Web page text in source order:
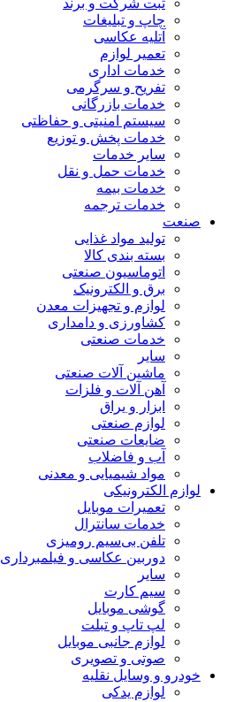
ثبت شرکت و برند
چاپ و تبلیغات
آتلیه عکاسی
تعمیر لوازم
خدمات اداری
تفریح و سرگرمی
خدمات بازرگانی
سیستم امنیتی و حفاظتی
خدمات پخش و توزیع
سایر خدمات
خدمات حمل و نقل
خدمات بیمه
خدمات ترجمه
صنعت
تولید مواد غذایی
بسته بندی کالا
اتوماسیون صنعتی
برق و الکترونیک
لوازم و تجهیزات معدن
کشاورزی و دامداری
خدمات صنعتی
سایر
ماشین آلات صنعتی
آهن آلات و فلزات
ابزار و یراق
لوازم صنعتی
ضایعات صنعتی
آب و فاضلاب
مواد شیمیایی و معدنی
لوازم الکترونیکی
تعمیرات موبایل
خدمات سانترال
تلفن بی‌سیم رومیزی
دوربین عکاسی و فیلمبرداری
سایر
سیم کارت
گوشی موبایل
لپ تاپ و تبلت
لوازم جانبی موبایل
صوتی و تصویری
خودرو و وسایل نقلیه
لوازم یدکی